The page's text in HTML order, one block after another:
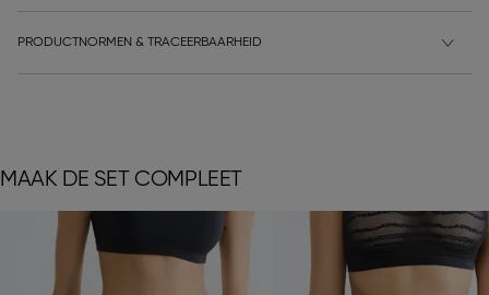
PRODUCTNORMEN & TRACEERBAARHEID
MAAK DE SET COMPLEET